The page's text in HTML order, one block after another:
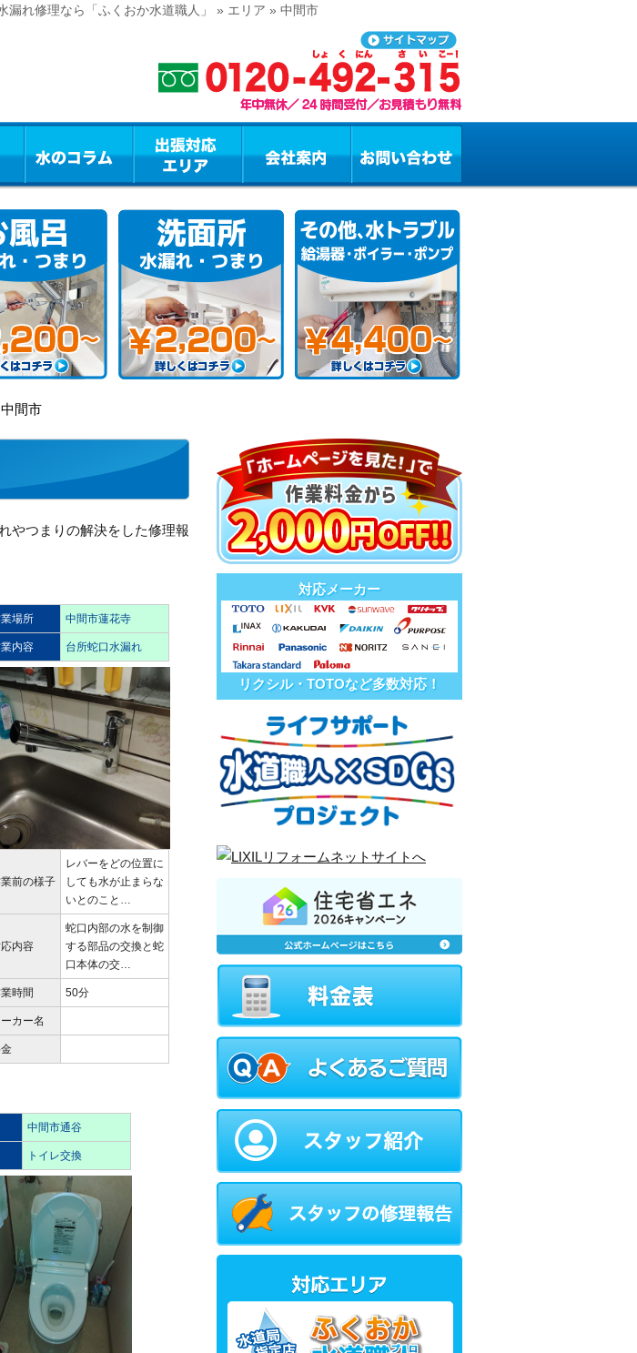
漏れ修理なら「ふくおか水道職人」 » エリア » 中間市
間市
やつまりの解決をした修理報
場所 中間市蓮花寺
内容 台所蛇口水漏れ
前の様子
レバーをどの位置に
しても水が止まらな
いとのこと…
内容
蛇口内部の水を制御
する部品の交換と蛇
口本体の交…
時間 50分
ーカー名
中間市通谷
トイレ交換
対応メーカー
リクシル・TOTOなど多数対応！